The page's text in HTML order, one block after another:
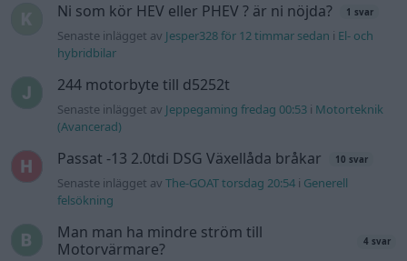
Ni som kör HEV eller PHEV ? är ni nöjda? 1 svar
Senaste inlägget av Jesper328 för 12 timmar sedan i El- och
hybridbilar
244 motorbyte till d5252t
Senaste inlägget av Jeppegaming fredag 00:53 i Motorteknik
(Avancerad)
Passat -13 2.0tdi DSG Växellåda bråkar 10 svar
Senaste inlägget avThe-GOAT torsdag 20:54 i Generell
felsökning
Man man ha mindre ström till
Motorvärmare?
4 svar